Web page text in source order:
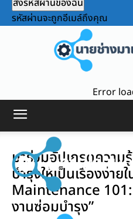
รหัสผ่านจะถูกอีเมล์ถึงคุณ
Error
มาร่วมอัปเกรดความ
บำรุงให้เป็นเรื่องง่าย
Maintenance
งานซ่อมบำรุง”